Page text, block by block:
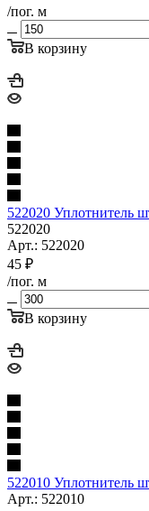
/пог. м
В корзину
522020 Уплотнитель
522020
Арт.: 522020
45 ₽
/пог. м
В корзину
522010 Уплотнитель
Арт.: 522010